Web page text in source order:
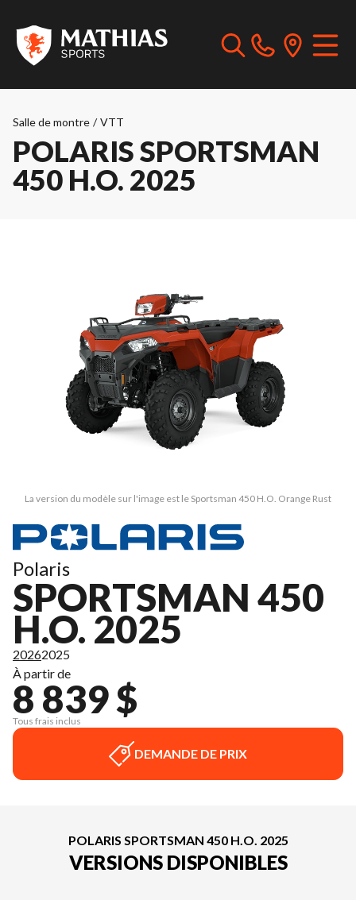
Salle de montre / VTT
POLARIS SPORTSMAN
450 H.O. 2025
La version du modèle sur l'image est le Sportsman 450 H.O. Orange Rust
Polaris
SPORTSMAN 450
H.O. 2025
20262025
À partir de
8 839 $
Tous frais inclus
DEMANDE DE PRIX
POLARIS SPORTSMAN 450 H.O. 2025
VERSIONS DISPONIBLES